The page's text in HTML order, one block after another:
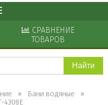
СРАВНЕНИЕ
ТОВАРОВ
Бани водяные
4308E